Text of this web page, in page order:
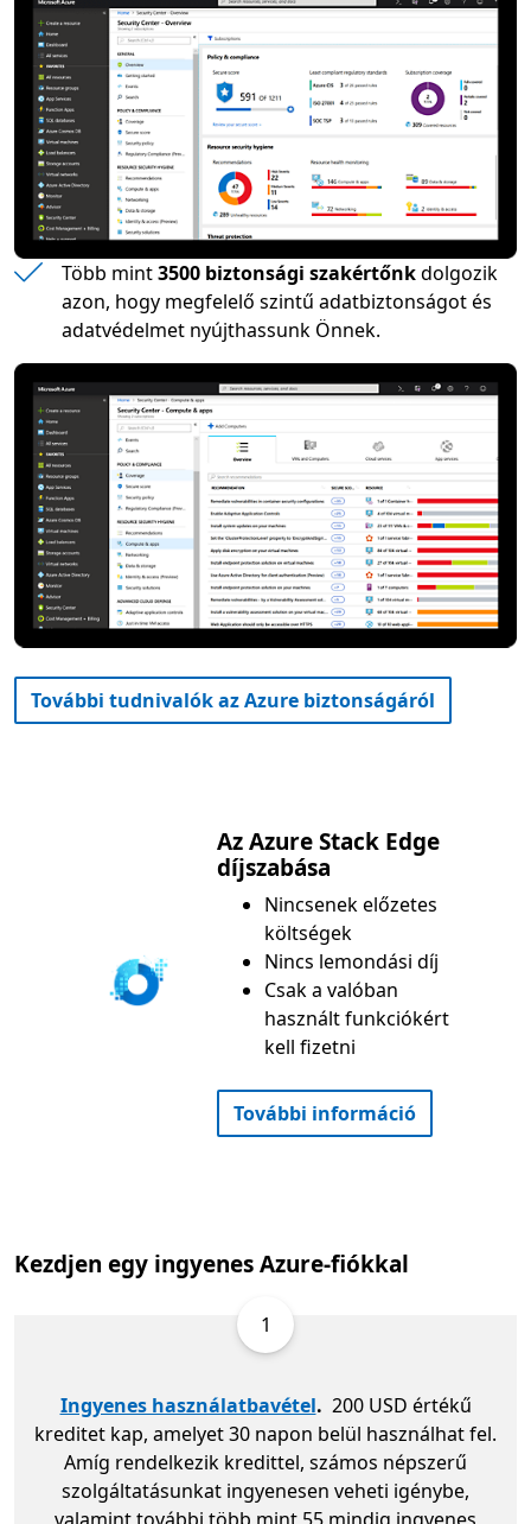
Több mint3500 biztonsági szakértőnkdolgozik
azon, hogy megfelelő szintű adatbiztonságot és
adatvédelmet nyújthassunk Önnek.
További tudnivalók az Azure biztonságáról
Az Azure Stack Edge
díjszabása
Nincsenek előzetes
költségek
Nincs lemondási díj
Csak a valóban
használt funkciókért
kell fizetni
További információ
Kezdjen egy ingyenes Azure-fiókkal
1
Ingyenes használatbavétel. 200 USD értékű
kreditet kap, amelyet 30 napon belül használhat fel.
Amíg rendelkezik kredittel, számos népszerű
szolgáltatásunkat ingyenesen veheti igénybe,